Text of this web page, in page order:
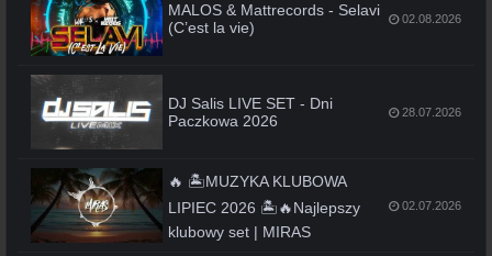
MALOS & Mattrecords - Selavi
(C’est la vie)
02.08.2026
DJ Salis LIVE SET - Dni
Paczkowa 2026
28.07.2026
🔥 🏝️MUZYKA KLUBOWA
LIPIEC 2026 🏝️🔥Najlepszy
klubowy set | MIRAS
02.07.2026